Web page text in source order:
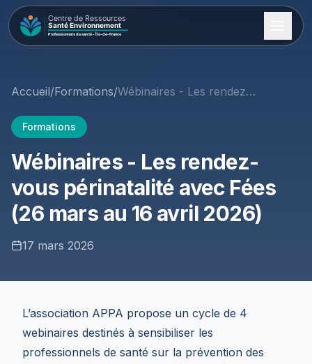
Accueil/Formations/ Wébinaires - Les rendez-vous périnatalité avec Fées (26 mars au 16 avril 2026)
Formations
Wébinaires - Les rendez-
vous périnatalité avec Fées
(26 mars au 16 avril 2026)
17 mars 2026
L’association APPA propose un cycle de 4
webinaires destinés à sensibiliser les
professionnels de santé sur la prévention des